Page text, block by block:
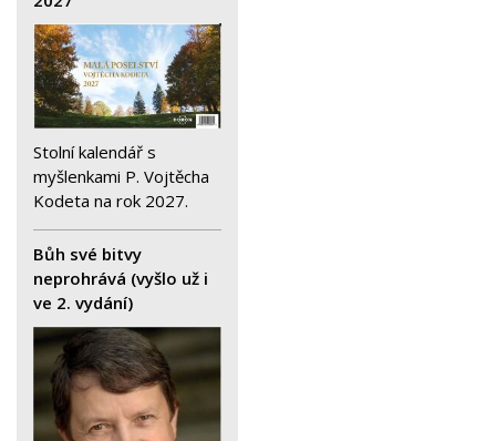
Stolní kalendář s
myšlenkami P. Vojtěcha
Kodeta na rok 2027.
Bůh své bitvy
neprohrává (vyšlo už i
ve 2. vydání)